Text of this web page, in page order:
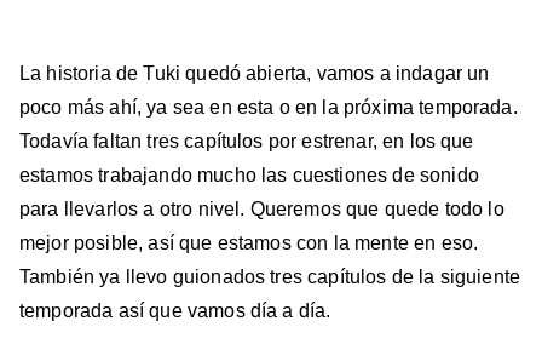
La historia de Tuki quedó abierta, vamos a indagar un
poco más ahí, ya sea en esta o en la próxima temporada.
Todavía faltan tres capítulos por estrenar, en los que
estamos trabajando mucho las cuestiones de sonido
para llevarlos a otro nivel. Queremos que quede todo lo
mejor posible, así que estamos con la mente en eso.
También ya llevo guionados tres capítulos de la siguiente
temporada así que vamos día a día.